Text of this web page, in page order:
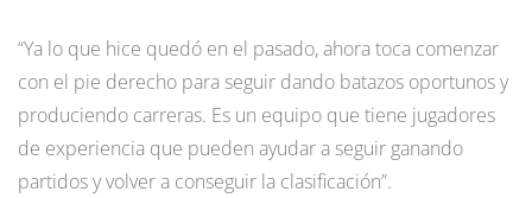
“Ya lo que hice quedó en el pasado, ahora toca comenzar
con el pie derecho para seguir dando batazos oportunos y
produciendo carreras. Es un equipo que tiene jugadores
de experiencia que pueden ayudar a seguir ganando
partidos y volver a conseguir la clasificación”.